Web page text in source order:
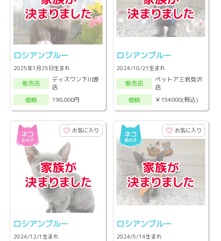
ロシアンブルー
2025年1月25日生まれ
販売店
ディスワン下川原
店
価格
198,000円
ロシアンブルー
2024/10/21生まれ
販売店
ペットアミ岩見沢
店
価格
￥154000(税込)
お気に入り
ロシアンブルー
2024/12/1生まれ
お気に入り
ロシアンブルー
2024/5/14生まれ